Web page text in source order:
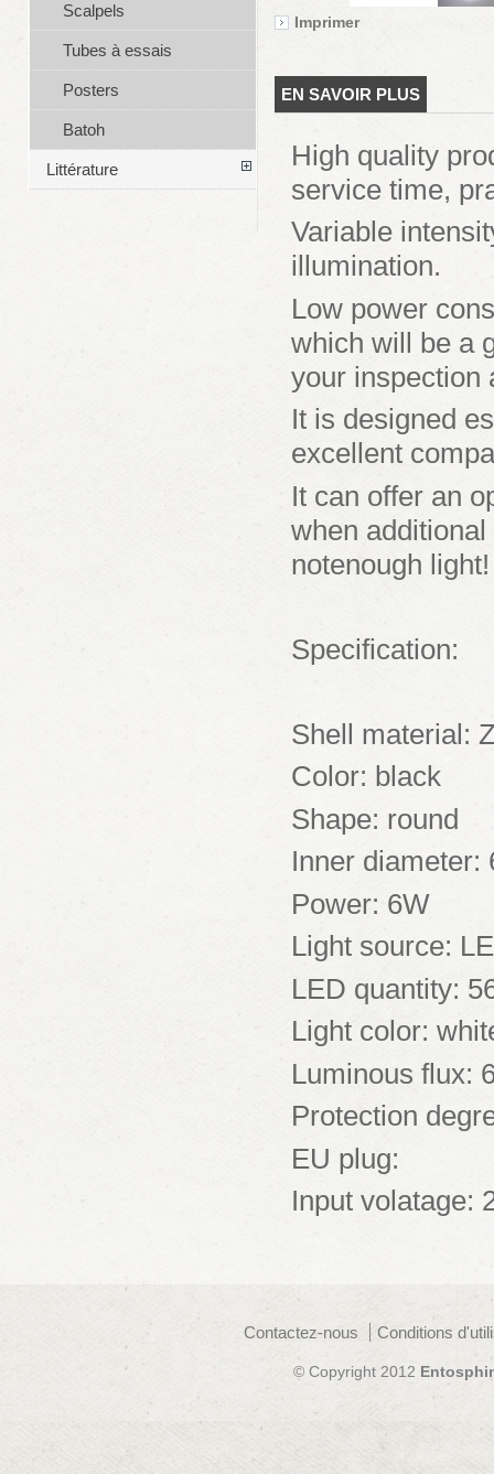
Imprimer
EN SAVOIR PLUS
High quality
service time,
Variable
illumination.
Low power
which will be a
your inspection
It is designed
excellent
It can offer an
when
notenough light!
Specification:
Shell material:
Color: black
Shape: round
Inner diameter:
Power: 6W
Light source:
LED quantity:
Light color:
Luminous flux:
Protection
EU plug:
Input volatage:
Scalpels
Tubes à essais
Posters
Batoh
Littérature
Contactez-nous Conditions
© Copyright 2012